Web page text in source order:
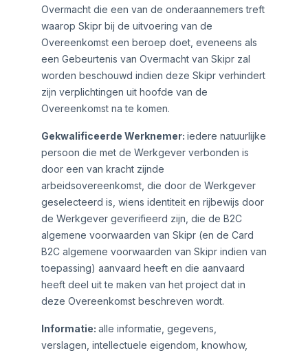
Overmacht die een van de onderaannemers treft
waarop Skipr bij de uitvoering van de
Overeenkomst een beroep doet, eveneens als
een Gebeurtenis van Overmacht van Skipr zal
worden beschouwd indien deze Skipr verhindert
zijn verplichtingen uit hoofde van de
Overeenkomst na te komen.
Gekwalificeerde Werknemer: iedere natuurlijke
persoon die met de Werkgever verbonden is
door een van kracht zijnde
arbeidsovereenkomst, die door de Werkgever
geselecteerd is, wiens identiteit en rijbewijs door
de Werkgever geverifieerd zijn, die de B2C
algemene voorwaarden van Skipr (en de Card
B2C algemene voorwaarden van Skipr indien van
toepassing) aanvaard heeft en die aanvaard
heeft deel uit te maken van het project dat in
deze Overeenkomst beschreven wordt.
Informatie: alle informatie, gegevens,
verslagen, intellectuele eigendom, knowhow,